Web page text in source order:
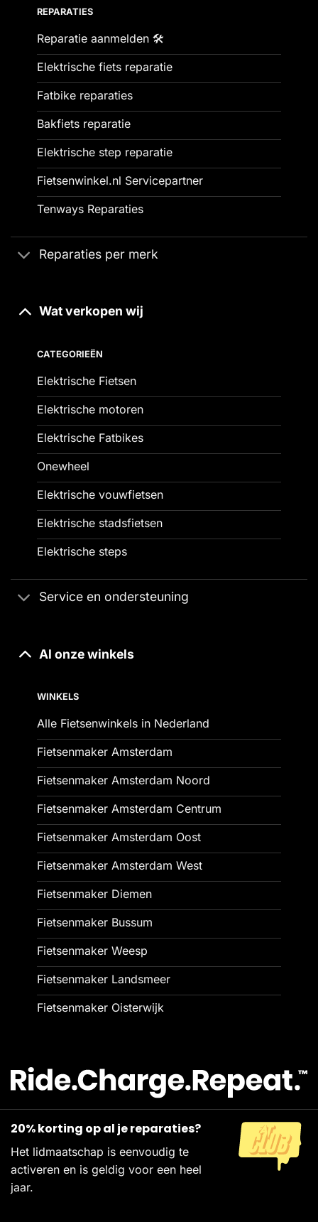
REPARATIES
Reparatie aanmelden 🛠️
Elektrische fiets reparatie
Fatbike reparaties
Bakfiets reparatie
Elektrische step reparatie
Fietsenwinkel.nl Servicepartner
Tenways Reparaties
Reparaties per merk
Wat verkopen wij
CATEGORIEËN
Elektrische Fietsen
Elektrische motoren
Elektrische Fatbikes
Onewheel
Elektrische vouwfietsen
Elektrische stadsfietsen
Elektrische steps
Service en ondersteuning
Al onze winkels
WINKELS
Alle Fietsenwinkels in Nederland
Fietsenmaker Amsterdam
Fietsenmaker Amsterdam Noord
Fietsenmaker Amsterdam Centrum
Fietsenmaker Amsterdam Oost
Fietsenmaker Amsterdam West
Fietsenmaker Diemen
Fietsenmaker Bussum
Fietsenmaker Weesp
Fietsenmaker Landsmeer
Fietsenmaker Oisterwijk
20% korting op al je reparaties?
Het lidmaatschap is eenvoudig te
activeren en is geldig voor een heel
jaar.